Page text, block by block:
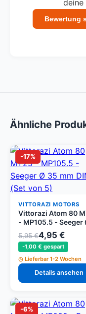
deine
Bewertung
Ähnliche
-17%
VITTORAZI MOTORS
Vittorazi Atom 80
- MP105.5 - Seeger
35 mm DIN 472 (Set
5)
5,95 €4,95 €
-1,00 € gespart
Lieferbar 1-2 Wochen
Details ansehen
-6%